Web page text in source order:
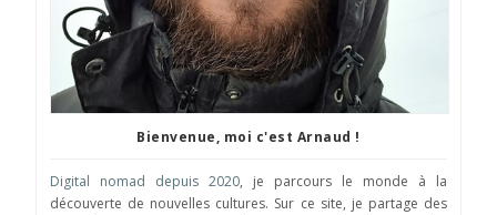
Bienvenue, moi c'est Arnaud !
Digital nomad depuis 2020, je parcours le monde à la
découverte de nouvelles cultures. Sur ce site, je partage des